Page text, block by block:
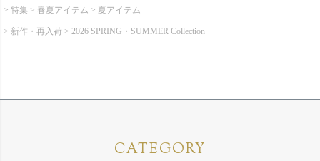
特集 春夏アイテム 夏アイテム
新作・再入荷 2026 SPRING・SUMMER Collection
CATEGORY